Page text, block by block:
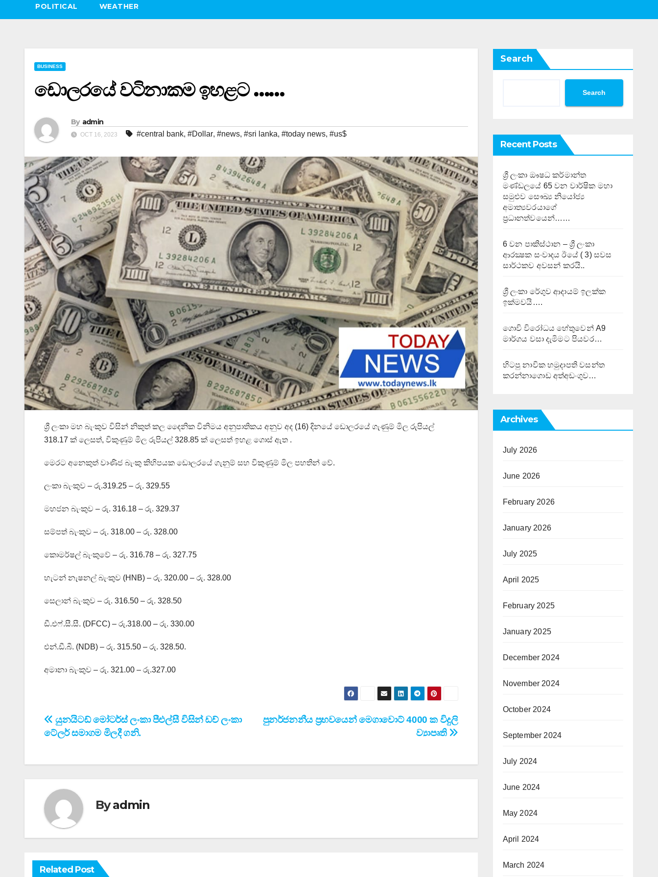
POLITICAL WEATHER
BUSINESS
ඩොලරයේ වටිනාකම ඉහළට ……
By admin
OCT 16, 2023 #central bank, #Dollar, #news, #sri lanka, #today news, #us$
ශ්‍රී ලංකා මහ බැංකුව විසින් නිකුත් කල දෛනික විනිමය අනුපාතිකය අනුව අද (16) දිනයේ ඩොලරයේ ගැණුම් මිල රුපියල්
318.17 ක් ලෙසත්, විකුණුම් මිල රුපියල් 328.85 ක් ලෙසත් ඉහළ ගොස් ඇත .
මෙරට අනෙකුත් වාණිජ බැංකු කිහිපයක ඩොලරයේ ගැනුම් සහ විකුණුම් මිල පහතින් වේ.
ලංකා බැංකුව – රු.319.25 – රු. 329.55
මහජන බැංකුව – රු. 316.18 – රු. 329.37
සම්පත් බැංකුව – රු. 318.00 – රු. 328.00
කොමර්ෂල් බැංකුවේ – රු. 316.78 – රු. 327.75
හැටන් නැෂනල් බැංකුව (HNB) – රු. 320.00 – රු. 328.00
සෙලාන් බැංකුව – රු. 316.50 – රු. 328.50
ඩී.එෆ්.සී.සී. (DFCC) – රු.318.00 – රු. 330.00
එන්.ඩී.බී. (NDB) – රු. 315.50 – රු. 328.50.
අමානා බැංකුව – රු. 321.00 – රු.327.00
Post
navigation
පුනර්ජනනීය ප්‍රභවයෙන් මෙගාවොට් 4000 ක විදුලි
ව්‍යාපෘති
යුනයිටඩ් මෝටර්ස් ලංකා පීඑල්සී විසින් ඩච් ලංකා
ටේලර් සමාගම මිලදී ගනි.
Byadmin
Related Post
Search
Search
Recent Posts
ශ්‍රී ලංකා ඖෂධ කර්මාන්ත
මණ්ඩලයේ 65 වන වාර්ෂික මහා
සමුළුව සෞඛ්‍ය නියෝජ්‍ය
අමාත්‍යවරයාගේ
ප්‍රධානත්වයෙන්……
6 වන පාකිස්ථාන – ශ්‍රී ලංකා
ආරක්‍ෂක සංවාදය ඊයේ ( 3) සවස
සාර්ථකව අවසන් කරයි..
ශ්‍රී ලංකා රේගුව ආදායම් ඉලක්ක
ඉක්මවයි….
ගොවි විරෝධය හේතුවෙන් A9
මාර්ගය වසා දැමිමට පියවර…
හිටපු නාවික හමුදාපති වසන්ත
කරන්නාගොඩ අත්අඩංගුව…
Archives
July 2026
June 2026
February 2026
January 2026
July 2025
April 2025
February 2025
January 2025
December 2024
November 2024
October 2024
September 2024
July 2024
June 2024
May 2024
April 2024
March 2024